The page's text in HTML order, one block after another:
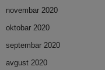
novembar 2020
oktobar 2020
septembar 2020
avgust 2020